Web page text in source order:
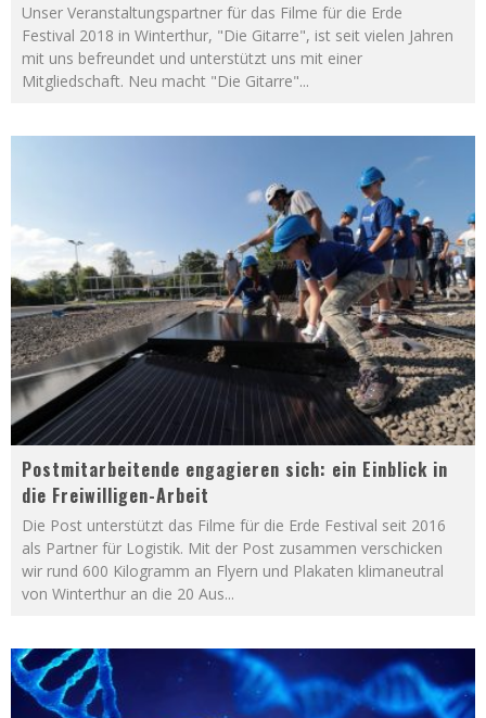
Unser Veranstaltungspartner für das Filme für die Erde
Festival 2018 in Winterthur, "Die Gitarre", ist seit vielen Jahren
mit uns befreundet und unterstützt uns mit einer
Mitgliedschaft. Neu macht "Die Gitarre"...
Postmitarbeitende engagieren sich: ein Einblick in
die Freiwilligen-Arbeit
Die Post unterstützt das Filme für die Erde Festival seit 2016
als Partner für Logistik. Mit der Post zusammen verschicken
wir rund 600 Kilogramm an Flyern und Plakaten klimaneutral
von Winterthur an die 20 Aus...